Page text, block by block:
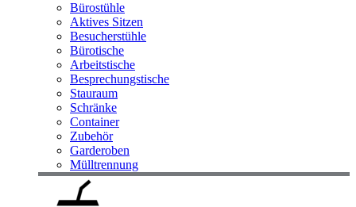
Bürostühle
Aktives Sitzen
Besucherstühle
Bürotische
Arbeitstische
Besprechungstische
Stauraum
Schränke
Container
Zubehör
Garderoben
Mülltrennung